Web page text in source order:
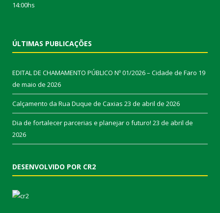
14:00hs
ÚLTIMAS PUBLICAÇÕES
EDITAL DE CHAMAMENTO PÚBLICO Nº 01/2026 – Cidade de Faro 19
de maio de 2026
Calçamento da Rua Duque de Caxias 23 de abril de 2026
Dia de fortalecer parcerias e planejar o futuro! 23 de abril de
2026
DESENVOLVIDO POR CR2